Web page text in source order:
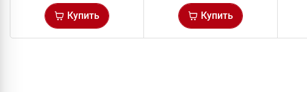
Купить
Купить